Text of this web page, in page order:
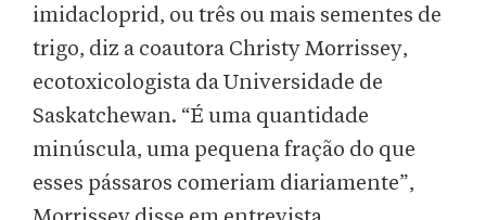
imidacloprid, ou três ou mais sementes de
trigo, diz a coautora Christy Morrissey,
ecotoxicologista da Universidade de
Saskatchewan. “É uma quantidade
minúscula, uma pequena fração do que
esses pássaros comeriam diariamente”,